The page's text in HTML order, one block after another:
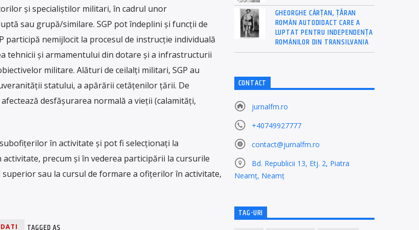
și specialiștilor militari, în cadrul unor
sau grupă/similare. SGP pot îndeplini și funcții de
participă nemijlocit la procesul de instrucție individuală
tehnicii și armamentului din dotare și a infrastructurii
militare. Alături de ceilalți militari, SGP au
statului, a apărării cetățenilor țării. De
desfășurarea normală a vieții (calamități,
în activitate și pot fi selecționați la
precum și în vederea participării la cursurile
sau la cursul de formare a ofițerilor în activitate,
GHEORGHE CÂRȚAN, ŢĂRAN
ROMÂN AUTODIDACT CARE A
LUPTAT PENTRU INDEPENDENȚA
ROMÂNILOR DIN TRANSILVANIA
CONTACT
jurnalfm.ro
+40749927777
contact@jurnalfm.ro
Bd. Republicii 13, Etj. 2, Piatra
Neamț, Neamț
TAG-URI